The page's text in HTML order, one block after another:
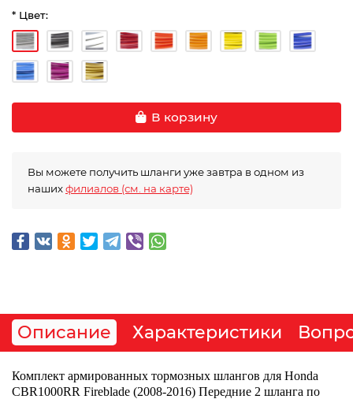
* Цвет:
В корзину
Вы можете получить шланги уже завтра в одном из
нашихфилиалов (см. на карте)
Описание Характеристики
Комплект армированных тормозных шлангов для Honda
CBR1000RR Fireblade (2008-2016) Передние 2 шланга по